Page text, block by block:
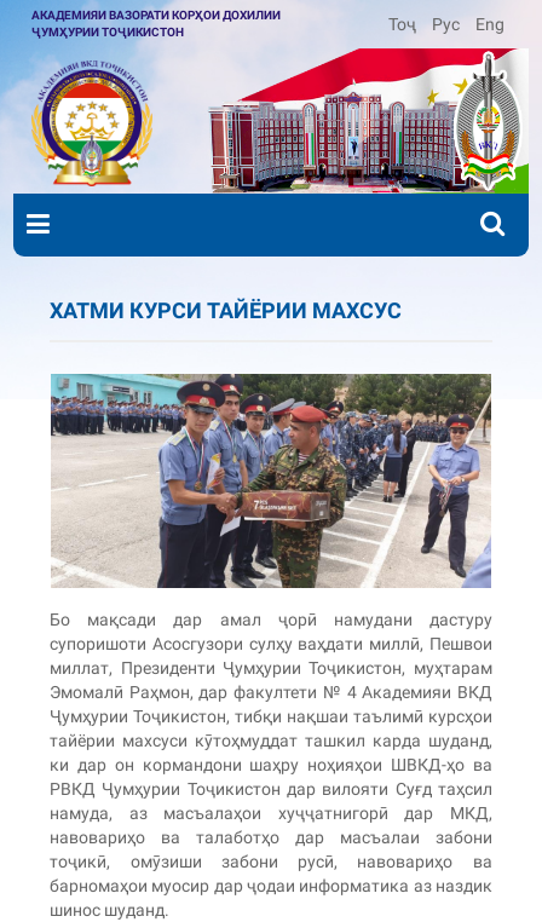
АКАДЕМИЯИ ВАЗОРАТИ КОРҲОИ ДОХИЛИИ
ҶУМҲУРИИ ТОҶИКИСТОН
Тоҷ Рус Eng
ХАТМИ КУРСИ ТАЙЁРИИ МАХСУС
Бо мақсади дар амал ҷорӣ намудани дастуру
супоришоти Асосгузори сулҳу ваҳдати миллӣ, Пешвои
миллат, Президенти Ҷумҳурии Тоҷикистон, муҳтарам
Эмомалӣ Раҳмон, дар факултети № 4 Академияи ВКД
Ҷумҳурии Тоҷикистон, тибқи нақшаи таълимӣ курсҳои
тайёрии махсуси кӯтоҳмуддат ташкил карда шуданд,
ки дар он кормандони шаҳру ноҳияҳои ШВКД-ҳо ва
РВКД Ҷумҳурии Тоҷикистон дар вилояти Суғд таҳсил
намуда, аз масъалаҳои хуҷҷатнигорӣ дар МКД,
навовариҳо ва талаботҳо дар масъалаи забони
тоҷикӣ, омӯзиши забони русӣ, навовариҳо ва
барномаҳои муосир дар ҷодаи информатика аз наздик
шинос шуданд.